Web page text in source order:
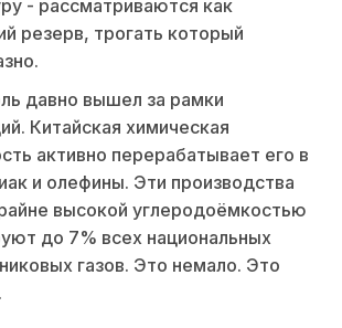
- рассматриваются как
резерв, трогать который
давно вышел за рамки
Китайская химическая
активно перерабатывает его в
и олефины. Эти производства
высокой углеродоёмкостью
до 7% всех национальных
газов. Это немало. Это